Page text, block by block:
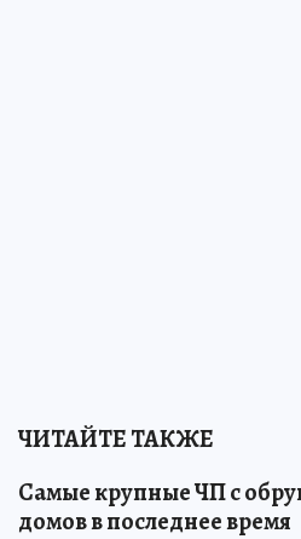
ЧИТАЙТЕ ТАКЖЕ
Самые крупные ЧП с
домов в последнее время